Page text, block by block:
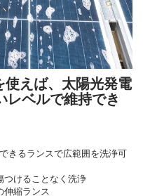
使えば、太陽光発電
レベルで維持でき
きるランスで広範囲を洗浄可
つけることなく洗浄
伸縮ランス